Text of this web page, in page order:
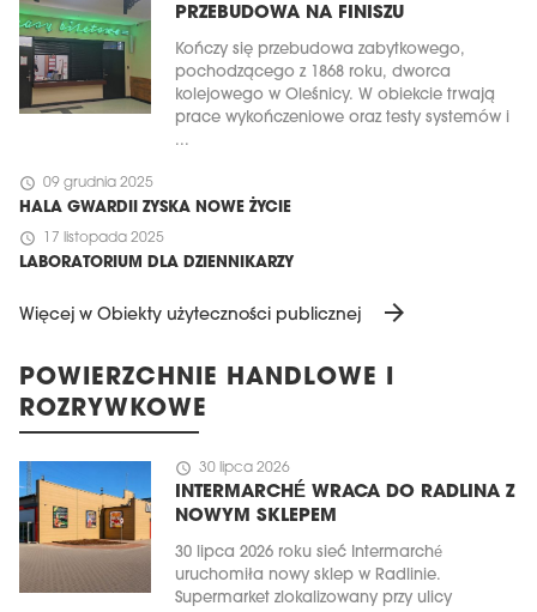
PRZEBUDOWA NA FINISZU
Kończy się przebudowa zabytkowego,
pochodzącego z 1868 roku, dworca
kolejowego w Oleśnicy. W obiekcie trwają
prace wykończeniowe oraz testy systemów i
...
schedule 09 grudnia 2025
HALA GWARDII ZYSKA NOWE ŻYCIE
schedule 17 listopada 2025
LABORATORIUM DLA DZIENNIKARZY
Więcej w Obiekty użyteczności publicznej arrow_forward
POWIERZCHNIE HANDLOWE I
ROZRYWKOWE
schedule 30 lipca 2026
INTERMARCHÉ WRACA DO RADLINA Z
NOWYM SKLEPEM
30 lipca 2026 roku sieć Intermarché
uruchomiła nowy sklep w Radlinie.
Supermarket zlokalizowany przy ulicy